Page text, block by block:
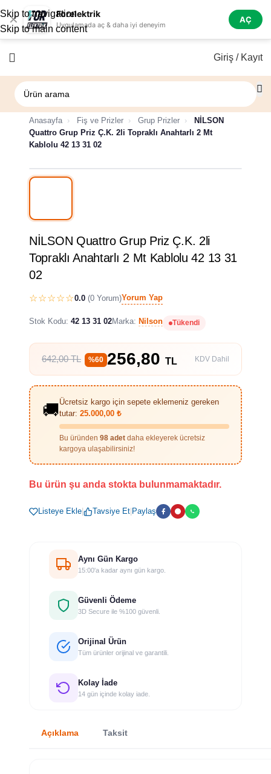
✕ Forelektrik
Uygulamada aç & daha iyi deneyim
AÇ
Skip to navigation
Skip to main content
Giriş / Kayıt
Anasayfa › Fiş ve Prizler › Grup Prizler ›
NİLSON
Quattro Grup Priz Ç.K. 2li Topraklı Anahtarlı 2 Mt
Kablolu 42 13 31 02
NİLSON Quattro Grup Priz Ç.K. 2li
Topraklı Anahtarlı 2 Mt Kablolu 42 13 31
02
☆☆☆☆☆0.0 (0 Yorum)Yorum Yap
Stok Kodu: 42 13 31 02Marka: Nilson Tükendi
642,00 TL %60 256,80 TL KDV Dahil
🚚Ücretsiz kargo için sepete eklemeniz gereken
tutar: 25.000,00 ₺
Bu üründen 98 adetdaha ekleyerek ücretsiz
kargoya ulaşabilirsiniz!
Bu ürün şu anda stokta bulunmamaktadır.
Listeye Ekle Tavsiye Et Paylaş
Aynı Gün Kargo
15:00'a kadar aynı gün kargo.
Güvenli Ödeme
3D Secure ile %100 güvenli.
Orijinal Ürün
Tüm ürünler orijinal ve garantili.
Kolay İade
14 gün içinde kolay iade.
Açıklama Taksit